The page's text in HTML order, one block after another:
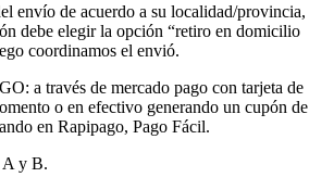
envío de acuerdo a su localidad/provincia,
debe elegir la opción “retiro en domicilio
coordinamos el envió.
a través de mercado pago con tarjeta de
o en efectivo generando un cupón de
en Rapipago, Pago Fácil.
A y B.